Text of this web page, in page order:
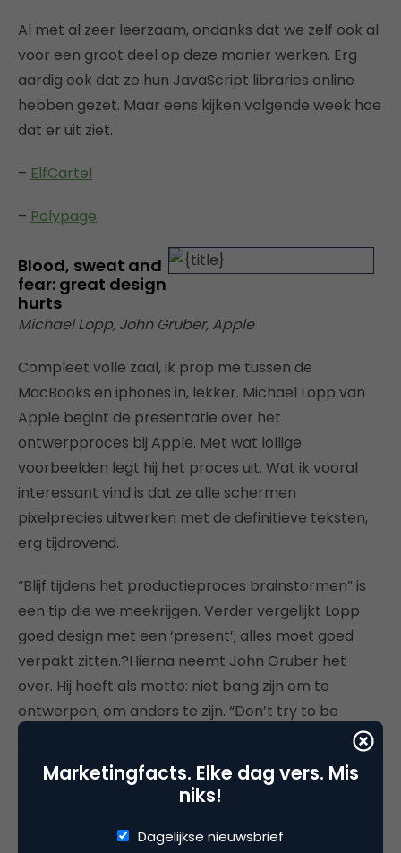
Al met al zeer leerzaam, ondanks dat we zelf ook al
voor een groot deel op deze manier werken. Erg
aardig ook dat ze hun JavaScript libraries online
hebben gezet. Maar eens kijken volgende week hoe
dat er uit ziet.
– ElfCartel
– Polypage
Blood, sweat and
fear: great design
hurts
Michael Lopp, John Gruber, Apple
Compleet volle zaal, ik prop me tussen de
MacBooks en iphones in, lekker. Michael Lopp van
Apple begint de presentatie over het
ontwerpproces bij Apple. Met wat lollige
voorbeelden legt hij het proces uit. Wat ik vooral
interessant vind is dat ze alle schermen
pixelprecies uitwerken met de definitieve teksten,
erg tijdrovend.
“Blijf tijdens het productieproces brainstormen” is
een tip die we meekrijgen. Verder vergelijkt Lopp
goed design met een ‘present’; alles moet goed
verpakt zitten.?Hierna neemt John Gruber het
over. Hij heeft als motto: niet bang zijn om te
ontwerpen, om anders te zijn. “Don’t try to be
original, just try to be good” tegenover “Don’t be
original, just be good.” Hierna een aantal logo
evoluties van Paul Rand. “Design is making decisions
presentatie met de boodschap: “say NO” tegen
Marketingfacts. Elke dag vers. Mis
niks!
Dagelijkse nieuwsbrief